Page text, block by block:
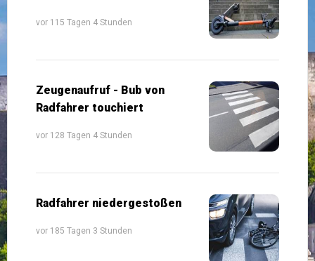
vor 115 Tagen 4 Stunden
Zeugenaufruf - Bub von
Radfahrer touchiert
vor 128 Tagen 4 Stunden
Radfahrer niedergestoßen
vor 185 Tagen 3 Stunden